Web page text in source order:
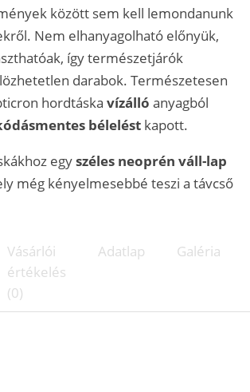
között sem kell lemondanunk
Nem elhanyagolható előnyük,
így természetjárók
darabok. Természetesen
hordtáska vízálló anyagból
bélelést kapott.
egyszéles neoprén váll-lap
még kényelmesebbé teszi a távcső
Vásárlói
értékelés
(0)
Adatlap Galéria